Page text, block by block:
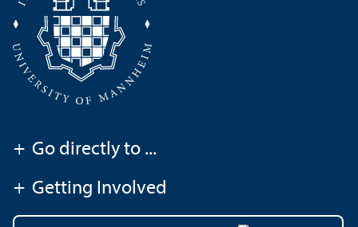
+ Go directly to ...
+ Getting Involved